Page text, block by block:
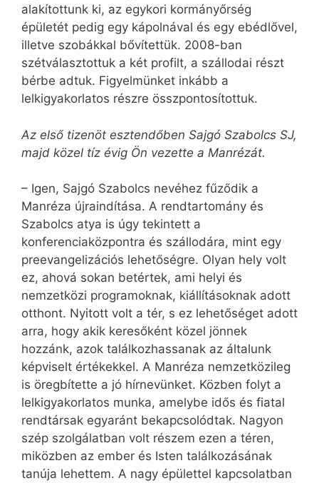
alakítottunk ki, az egykori kormányőrség
épületét pedig egy kápolnával és egy ebédlővel,
illetve szobákkal bővítettük. 2008-ban
szétválasztottuk a két profilt, a szállodai részt
bérbe adtuk. Figyelmünket inkább a
lelkigyakorlatos részre összpontosítottuk.
Az első tizenöt esztendőben Sajgó Szabolcs SJ,
majd közel tíz évig Ön vezette a Manrézát.
– Igen, Sajgó Szabolcs nevéhez fűződik a
Manréza újraindítása. A rendtartomány és
Szabolcs atya is úgy tekintett a
konferenciaközpontra és szállodára, mint egy
pree­van­gelizációs lehetőségre. Olyan hely volt
ez, ahová sokan betértek, ami helyi és
nemzetközi programoknak, kiállításoknak adott
otthont. Nyitott volt a tér, s ez lehetőséget adott
arra, hogy akik keresőként közel jönnek
hozzánk, azok találkozhassanak az általunk
képviselt értékekkel. A Man­réza nemzetközileg
is öregbítette a jó hírnevünket. Közben folyt a
lelkigyakorlatos munka, amelybe idős és fiatal
rendtársak egyaránt bekapcsolódtak. Nagyon
szép szolgálatban volt részem ezen a téren,
miközben az ember és Isten találkozásának
tanúja lehettem. A nagy épülettel kapcsolatban